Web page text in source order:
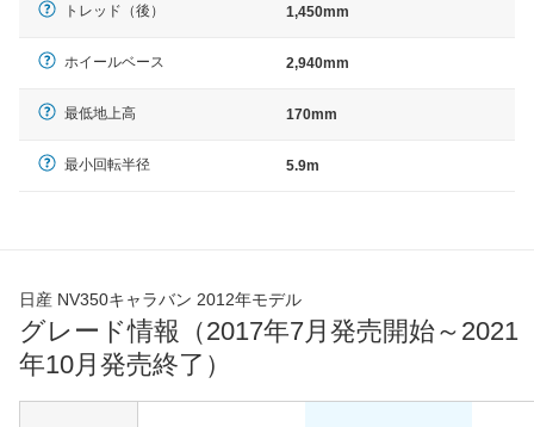
トレッド（後） 1,450mm
ホイールベース 2,940mm
最低地上高 170mm
最小回転半径 5.9m
日産 NV350キャラバン 2012年モデル
グレード情報（2017年7月発売開始～2021
年10月発売終了）